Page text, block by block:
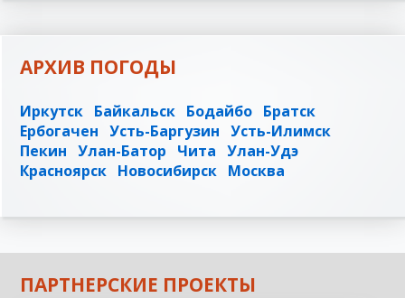
АРХИВ ПОГОДЫ
Иркутск Байкальск Бодайбо Братск
Ербогачен Усть-Баргузин Усть-Илимск
Пекин Улан-Батор Чита Улан-Удэ
Красноярск Новосибирск Москва
ПАРТНЕРСКИЕ ПРОЕКТЫ